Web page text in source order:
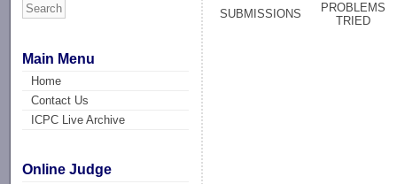
Main Menu
Home
Contact Us
ICPC Live Archive
Online Judge
SUBMISSIONS
PROBLEMS
TRIED